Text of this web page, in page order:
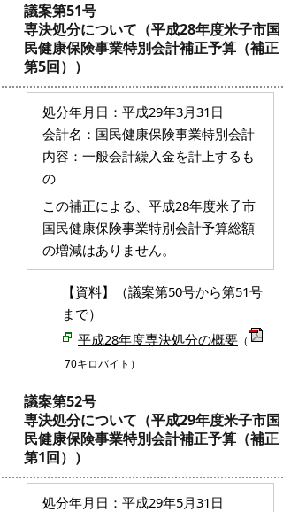
議案第51号
専決処分について（平成28年度米子市国
民健康保険事業特別会計補正予算（補正
第5回））
処分年月日：平成29年3月31日
会計名：国民健康保険事業特別会計
内容：一般会計繰入金を計上するも
の
この補正による、平成28年度米子市
国民健康保険事業特別会計予算総額
の増減はありません。
【資料】（議案第50号から第51号
まで）
平成28年度専決処分の概要 （
70キロバイト）
議案第52号
専決処分について（平成29年度米子市国
民健康保険事業特別会計補正予算（補正
第1回））
処分年月日：平成29年5月31日